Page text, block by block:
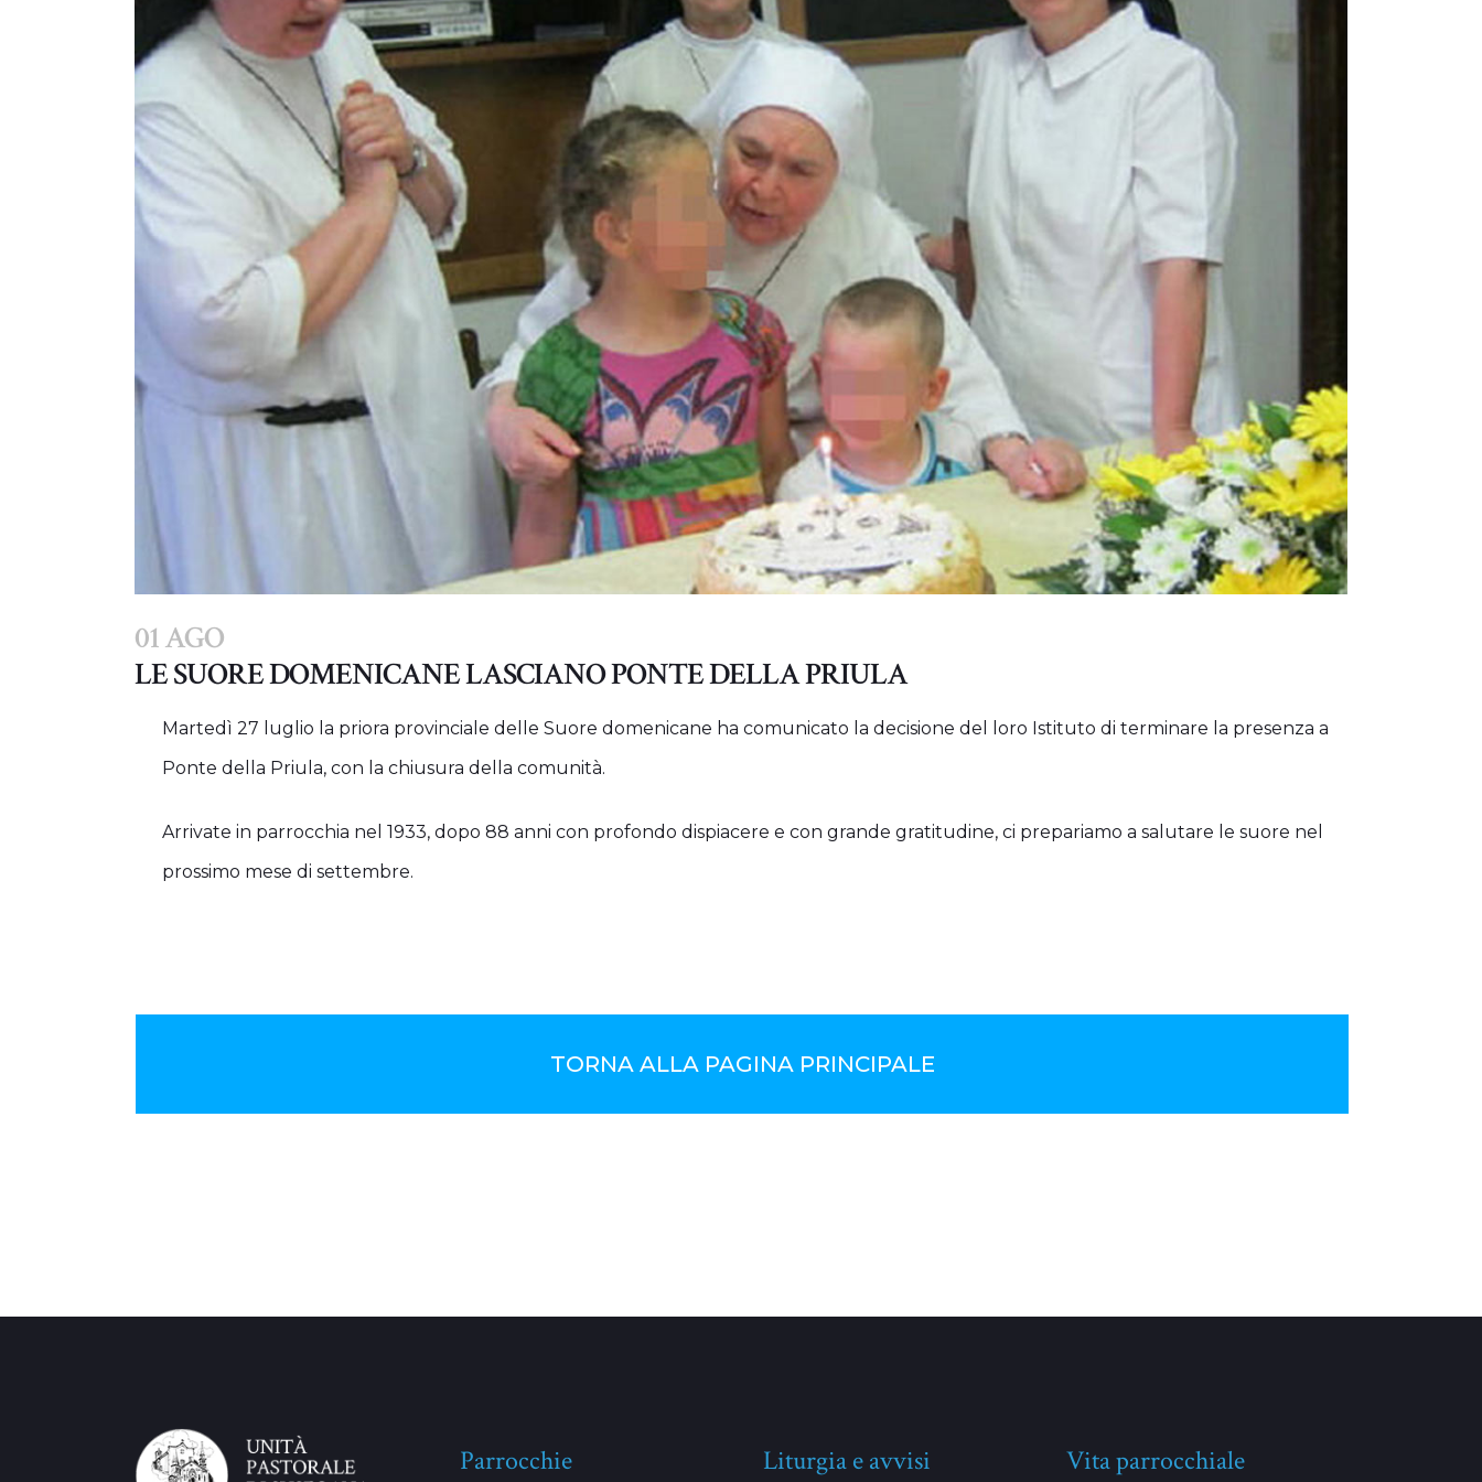
01 AGO
LE SUORE DOMENICANE LASCIANO PONTE DELLA PRIULA
Martedì 27 luglio la priora provinciale delle Suore domenicane ha comunicato la decisione del loro Istituto di terminare la presenza a
Ponte della Priula, con la chiusura della comunità.
Arrivate in parrocchia nel 1933, dopo 88 anni con profondo dispiacere e con grande gratitudine, ci prepariamo a salutare le suore nel
prossimo mese di settembre.
TORNA ALLA PAGINA PRINCIPALE
Parrocchie Liturgia e avvisi Vita parrocchiale